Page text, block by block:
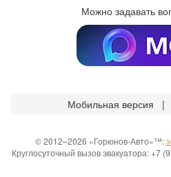
Можно задавать
Мобильная версия |
© 2012–2026 «Горюнов-Авто»™:
Круглосуточный вызов эвакуатора: +7